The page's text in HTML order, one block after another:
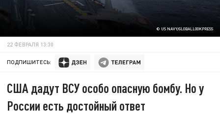
© US NAVY/GLOBALLOOKPRESS
22 ФЕВРАЛЯ 13:30
ПОДПИШИТЕСЬ:
США дадут ВСУ особо опасную бомбу. Но у
России есть достойный ответ